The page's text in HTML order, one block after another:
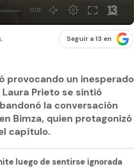
Seguir a 13 en
provocando un inesperado
Prieto se sintió
la conversación
Bimza, quien protagonizó
capítulo.
luego de sentirse ignorada